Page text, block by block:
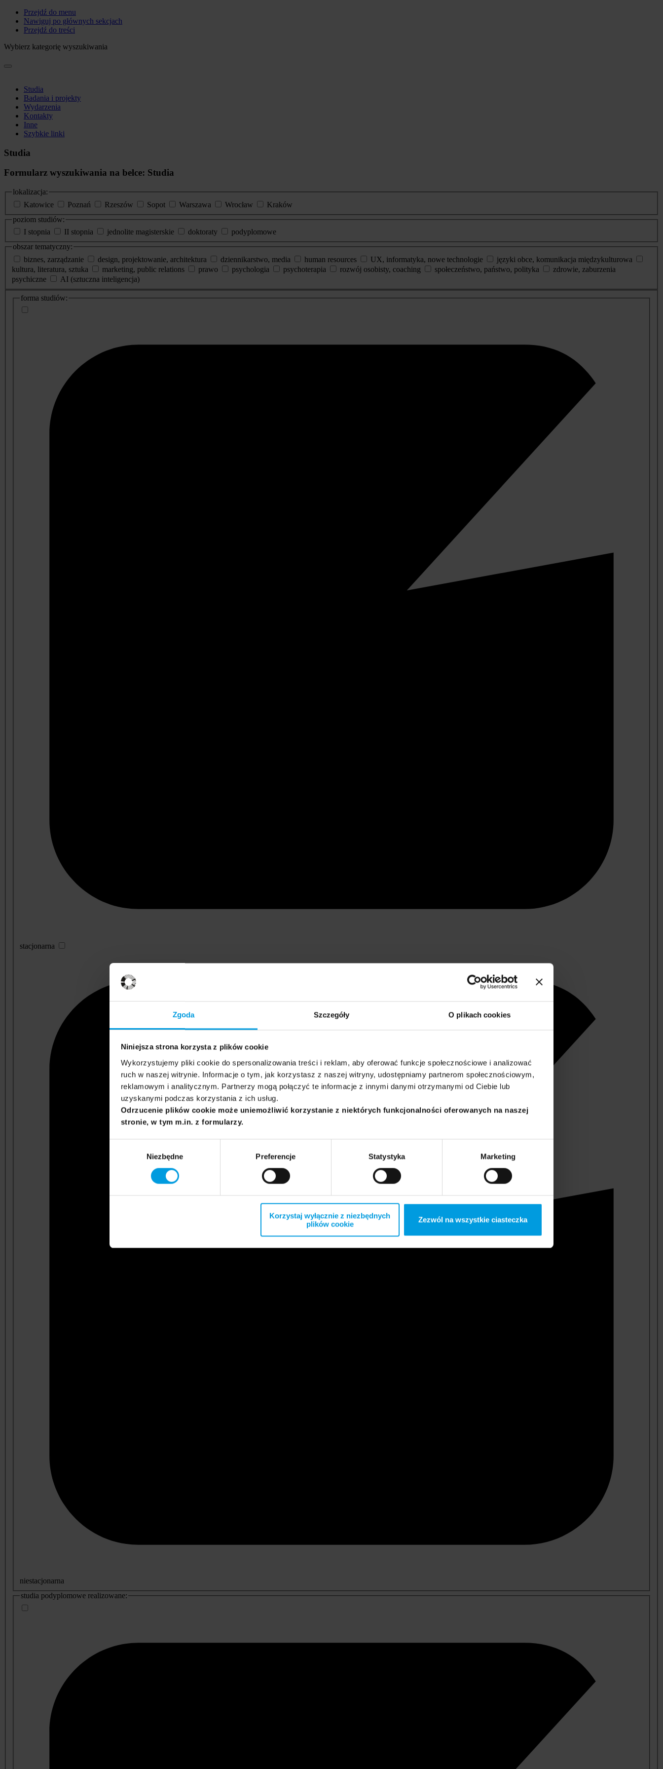
Zgoda Szczegóły O plikach cookies
Niniejsza strona korzysta z plików cookie
Wykorzystujemy pliki cookie do spersonalizowania treści i reklam, aby oferować funkcje społecznościowe i analizować
ruch w naszej witrynie. Informacje o tym, jak korzystasz z naszej witryny, udostępniamy partnerom społecznościowym,
reklamowym i analitycznym. Partnerzy mogą połączyć te informacje z innymi danymi otrzymanymi od Ciebie lub
uzyskanymi podczas korzystania z ich usług.
Odrzucenie plików cookie może uniemożliwić korzystanie z niektórych funkcjonalności oferowanych na naszej
stronie, w tym m.in. z formularzy.
Niezbędne Preferencje Statystyka Marketing
Korzystaj wyłącznie z niezbędnych
plików cookie
Zezwól na wszystkie ciasteczka
Przejdź do menu
Nawiguj po głównych sekcjach
Przejdź do treści
Wybierz kategorię wyszukiwania
Studia
Badania i projekty
Wydarzenia
Kontakty
Inne
Szybkie linki
Studia
Formularz wyszukiwania na belce: Studia
lokalizacja:
Katowice
Poznań Rzeszów Sopot Warszawa Wrocław
Kraków
poziom studiów:
I stopnia
II stopnia jednolite magisterskie doktoraty
podyplomowe
obszar tematyczny:
biznes, zarządzanie
design, projektowanie, architektura dziennikarstwo, media human resources UX, informatyka, nowe technologie
języki obce, komunikacja międzykulturowa
kultura, literatura, sztuka
marketing, public relations prawo psychologia psychoterapia rozwój osobisty, coaching społeczeństwo, państwo, polityka
zdrowie, zaburzenia
psychiczne
AI (sztuczna inteligencja)
dodatkowe
informacje
forma studiów:
stacjonarna
niestacjonarna
studia podyplomowe realizowane: